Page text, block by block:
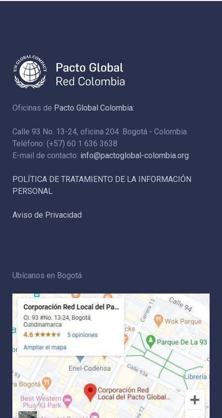
Oficinas de Pacto Global Colombia:
Calle 93 No. 13-24, oficina 204. Bogotá - Colombia
Teléfono: (+57) 60 1 636 3638
E-mail de contacto: info@pactoglobal-colombia.org
POLÍTICA DE TRATAMIENTO DE LA INFORMACIÓN
PERSONAL
Aviso de Privacidad
Ubícanos en Bogotá